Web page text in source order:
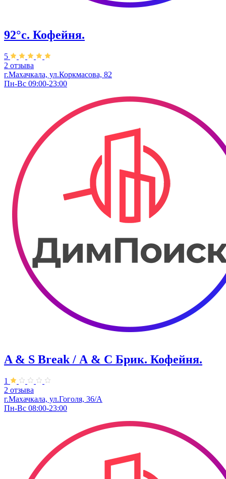
92°с. Кофейня.
5
2 отзыва
г.Махачкала, ​ул.Коркмасова, 82
Пн-Вс 09:00-23:00
A & S Break / А & С Брик. Кофейня.
1
2 отзыва
г.Махачкала, ул.Гоголя, 36/А
Пн-Вс 08:00-23:00